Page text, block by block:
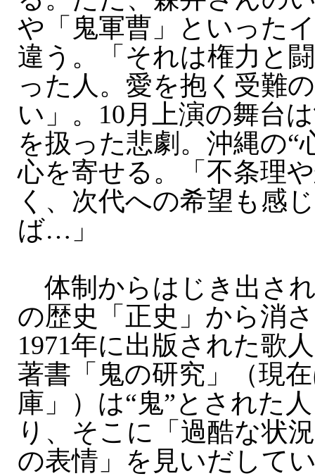
や「鬼軍曹」といった
違う。「それは権力と
った人。愛を抱く受難
い」。10月上演の舞台
を扱った悲劇。沖縄の“
心を寄せる。「不条理
く、次代への希望も感
ば…」
体制からはじき出さ
の歴史「正史」から消
1971年に出版された歌
著書「鬼の研究」（現
庫」）は“鬼”とされた
り、そこに「過酷な状
の表情」を見いだして